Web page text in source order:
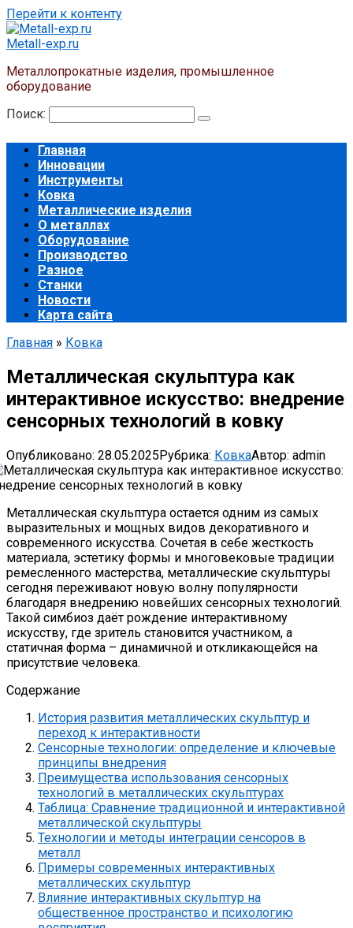
Перейти к контенту
Metall-exp.ru
Металлопрокатные изделия, промышленное
оборудование
Поиск:
Главная
Инновации
Инструменты
Ковка
Металлические изделия
О металлах
Оборудование
Производство
Разное
Станки
Новости
Карта сайта
Главная » Ковка
Металлическая скульптура как
интерактивное искусство: внедрение
сенсорных технологий в ковку
Опубликовано: 28.05.2025Рубрика: КовкаАвтор: admin
Металлическая скульптура остается одним из самых
выразительных и мощных видов декоративного и
современного искусства. Сочетая в себе жесткость
материала, эстетику формы и многовековые традиции
ремесленного мастерства, металлические скульптуры
сегодня переживают новую волну популярности
благодаря внедрению новейших сенсорных технологий.
Такой симбиоз даёт рождение интерактивному
искусству, где зритель становится участником, а
статичная форма – динамичной и откликающейся на
присутствие человека.
Содержание
История развития металлических скульптур и
переход к интерактивности
Сенсорные технологии: определение и ключевые
принципы внедрения
Преимущества использования сенсорных
технологий в металлических скульптурах
Таблица: Сравнение традиционной и интерактивной
металлической скульптуры
Технологии и методы интеграции сенсоров в
металл
Примеры современных интерактивных
металлических скульптур
Влияние интерактивных скульптур на
общественное пространство и психологию